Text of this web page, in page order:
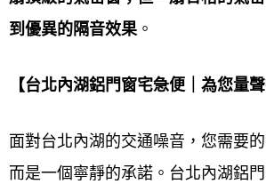
鋁門窗工程宅急便的鋁門窗服務宗旨
上」，提供高品質產品，確保安全與
善的售後服務，以實現永續經營和
識，了解客戶需求，並提供精確的
格，最終達到客戶滿意。
到優異的隔音效果。
【台北內湖鋁門窗宅急便｜為您量聲
面對台北內湖的交通噪音，您需要
而是一個寧靜的承諾。台北內湖鋁